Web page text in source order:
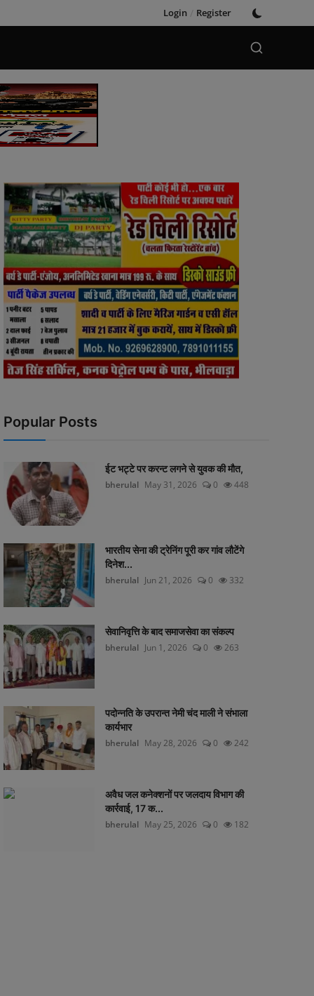
Login / Register
Popular Posts
ईट भट्टे पर करन्ट लगने से युवक की मौत,
bherulal May 31, 2026 0 448
भारतीय सेना की ट्रेनिंग पूरी कर गांव लौटेंगे
दिनेश...
bherulal Jun 21, 2026 0 332
सेवानिवृत्ति के बाद समाजसेवा का संकल्प
bherulal Jun 1, 2026 0 263
पदोन्नति के उपरान्त नेमी चंद माली ने संभाला
कार्यभार
bherulal May 28, 2026 0 242
अवैध जल कनेक्शनों पर जलदाय विभाग की
कार्रवाई, 17 क...
bherulal May 25, 2026 0 182